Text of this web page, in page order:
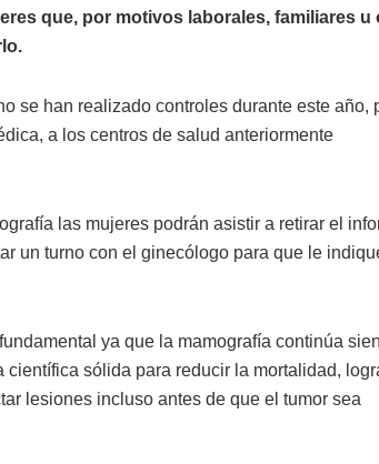
que, por motivos laborales, familiares u
se han realizado controles durante este año,
a los centros de salud anteriormente
las mujeres podrán asistir a retirar el
un turno con el ginecólogo para que le
ya que la mamografía continúa
sólida para reducir la mortalidad,
lesiones incluso antes de que el tumor sea